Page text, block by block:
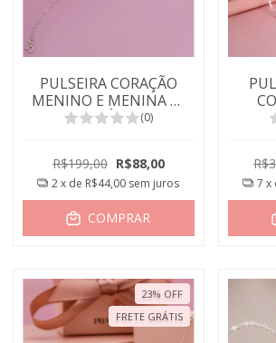
PULSEIRA CORAÇÃO
MENINO E MENINA C/
ZIRCÔNIA(0)
R$199,00 R$88,00
2x de R$44,00 sem juros
COMPRAR
7 x
23% OFF
FRETE GRÁTIS